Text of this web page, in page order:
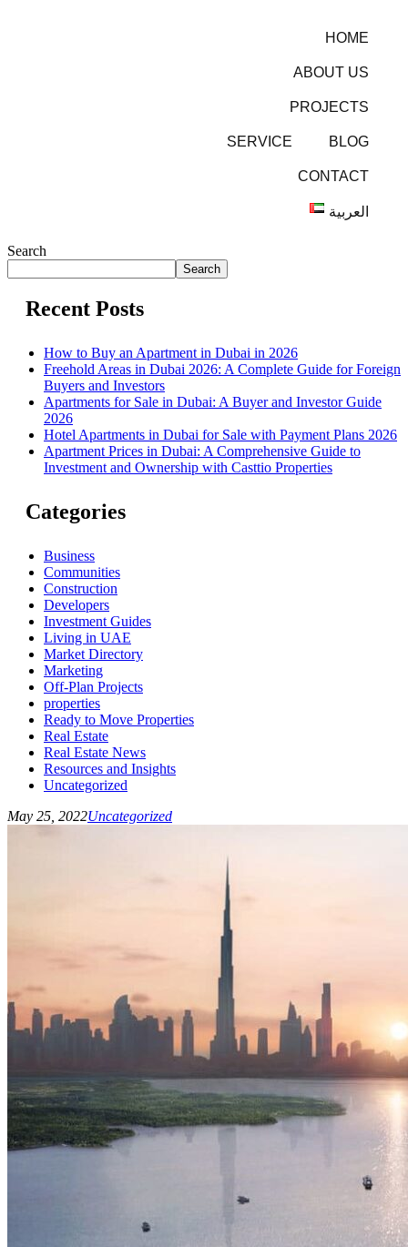
HOME
ABOUT US
PROJECTS
SERVICE BLOG
CONTACT
العربية
Search
Search
Recent Posts
How to Buy an Apartment in Dubai in 2026
Freehold Areas in Dubai 2026: A Complete Guide for Foreign
Buyers and Investors
Apartments for Sale in Dubai: A Buyer and Investor Guide
2026
Hotel Apartments in Dubai for Sale with Payment Plans 2026
Apartment Prices in Dubai: A Comprehensive Guide to
Investment and Ownership with Casttio Properties
Categories
Business
Communities
Construction
Developers
Investment Guides
Living in UAE
Market Directory
Marketing
Off-Plan Projects
properties
Ready to Move Properties
Real Estate
Real Estate News
Resources and Insights
Uncategorized
May 25, 2022Uncategorized